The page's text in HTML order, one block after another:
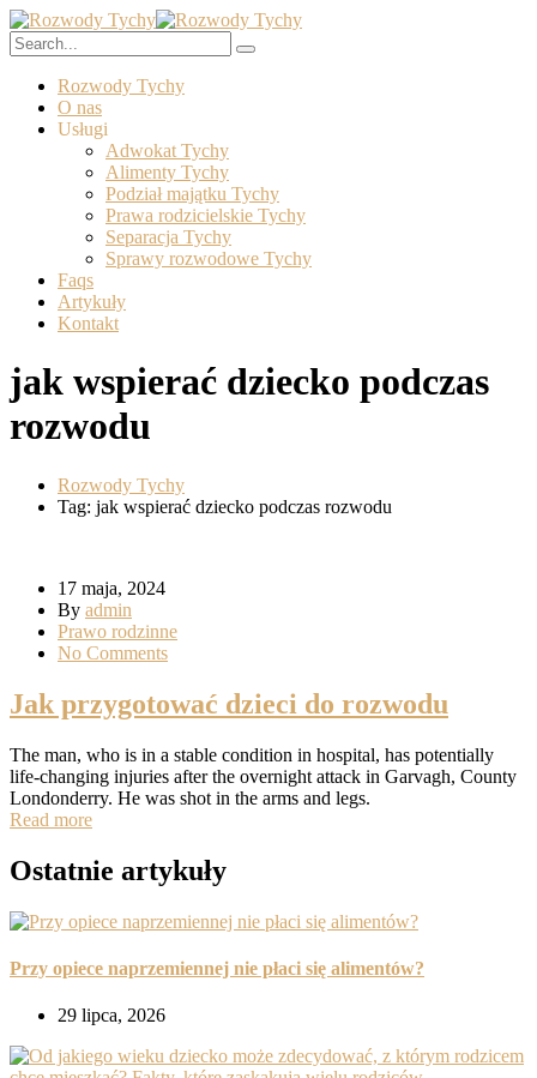
Rozwody Tychy
O nas
Usługi
Adwokat Tychy
Alimenty Tychy
Podział majątku Tychy
Prawa rodzicielskie Tychy
Separacja Tychy
Sprawy rozwodowe Tychy
Faqs
Artykuły
Kontakt
jak wspierać dziecko podczas
rozwodu
Rozwody Tychy
Tag: jak wspierać dziecko podczas rozwodu
17 maja, 2024
By admin
Prawo rodzinne
No Comments
Jak przygotować dzieci do rozwodu
The man, who is in a stable condition in hospital, has potentially
life-changing injuries after the overnight attack in Garvagh, County
Londonderry. He was shot in the arms and legs.
Read more
Ostatnie artykuły
Przy opiece naprzemiennej nie płaci się alimentów?
29 lipca, 2026